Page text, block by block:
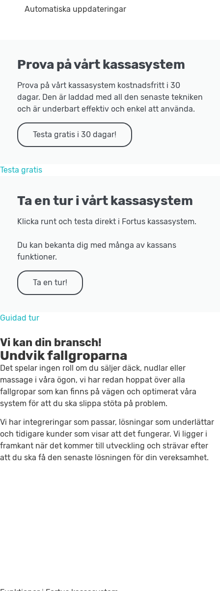
Automatiska uppdateringar
Prova på vårt kassasystem
Prova på vårt kassasystem kostnadsfritt i 30
dagar. Den är laddad med all den senaste tekniken
och är underbart effektiv och enkel att använda.
Testa gratis i 30 dagar!
Testa gratis
Ta en tur i vårt kassasystem
Klicka runt och testa direkt i Fortus kassasystem.
Du kan bekanta dig med många av kassans
funktioner.
Ta en tur!
Guidad tur
Vi kan din bransch!
Undvik fallgroparna
Det spelar ingen roll om du säljer däck, nudlar eller
massage i våra ögon, vi har redan hoppat över alla
fallgropar som kan finns på vägen och optimerat våra
system för att du ska slippa stöta på problem.
Vi har integreringar som passar, lösningar som underlättar
och tidigare kunder som visar att det fungerar. Vi ligger i
framkant när det kommer till utveckling och strävar efter
att du ska få den senaste lösningen för din vereksamhet.